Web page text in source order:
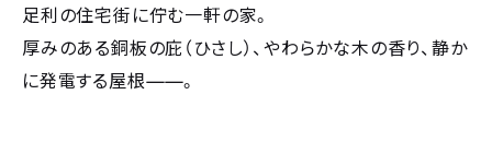
足利の住宅街に佇む一軒の家。
厚みのある銅板の庇（ひさし）、やわらかな木の香り、静か
に発電する屋根——。